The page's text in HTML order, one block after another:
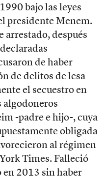
bajo las leyes
presidente Menem.
arrestado, después
de haber
de delitos de lesa
el secuestro en
algodoneros
-padre e hijo-, cuya
obligada
al régimen
Times. Falleció
2013 sin haber